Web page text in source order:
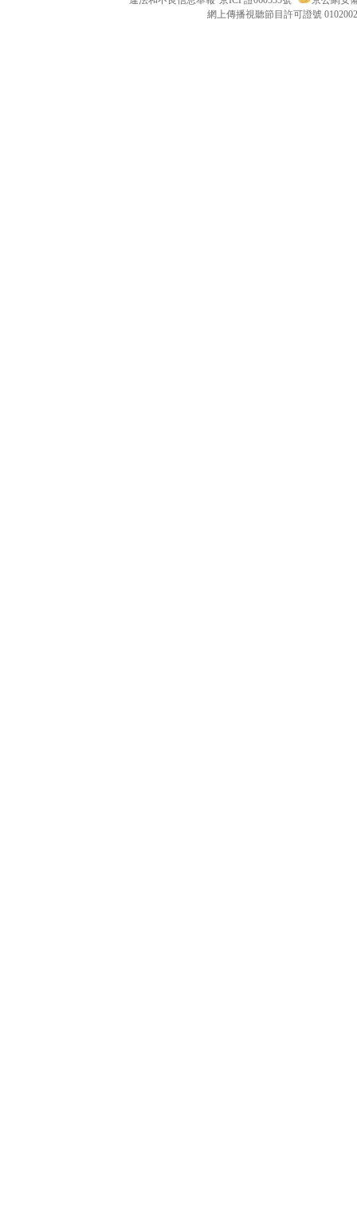
網上傳播視聽節目許可證號